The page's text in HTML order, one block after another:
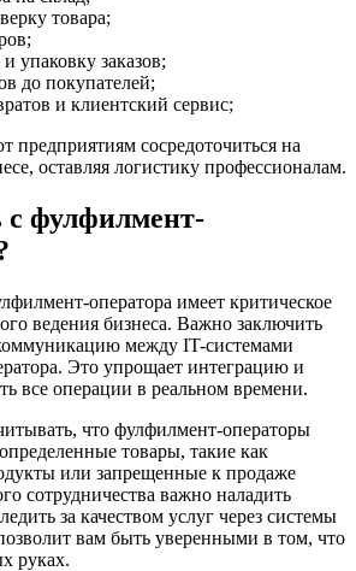
товара;
упаковку заказов;
до покупателей;
и клиентский сервис;
предприятиям сосредоточиться на
оставляя логистику профессионалам.
с фулфилмент-
оператора имеет критическое
ведения бизнеса. Важно заключить
между IT-системами
Это упрощает интеграцию и
все операции в реальном времени.
что фулфилмент-операторы
товары, такие как
или запрещенные к продаже
сотрудничества важно наладить
за качеством услуг через системы
вам быть уверенными в том, что
руках.